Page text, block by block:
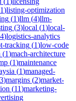
1)listing-optimization
(1)llm (4)llm-
(3)local (1)local-
)logistics-analytics
tracking (1)low-code
(1)mach-architecture
(1)maintenance
(1)managed-
)margins (2)market-
(11)marketing-